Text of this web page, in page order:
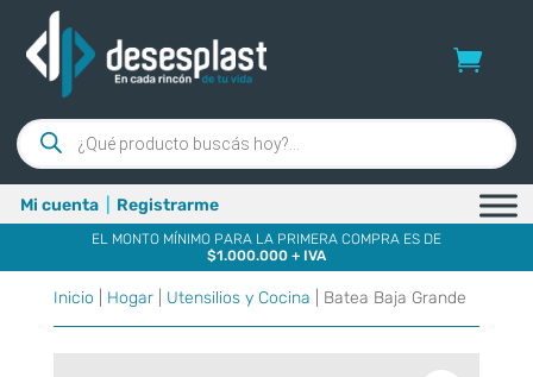
Búsqueda
de
productos
Mi cuenta Registrarme
EL MONTO MÍNIMO PARA LA PRIMERA COMPRA ES DE
$1.000.000 + IVA
Inicio Hogar| Utensilios y Cocina | Batea Baja Grande